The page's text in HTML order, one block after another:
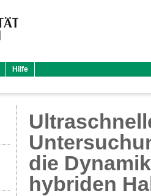
Hilfe
die
hybriden